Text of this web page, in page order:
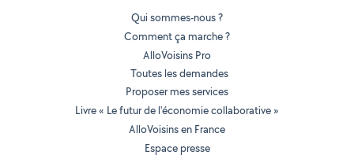
Qui sommes-nous ?
Comment ça marche ?
AlloVoisins Pro
Toutes les demandes
Proposer mes services
Livre « Le futur de l'économie collaborative »
AlloVoisins en France
Espace presse